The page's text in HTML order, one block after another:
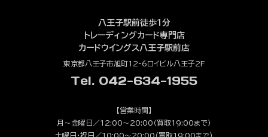
八王子駅前徒歩1分
トレーディングカード専門店
カードウイングス八王子駅前店
東京都八王子市旭町12-6ロイビル八王子2F
Tel. 042-634-1955
【営業時間】
月～金曜日／12:00～20:00（買取19:00まで）
土曜日・祝日／10:00～20:00（買取19:00まで）